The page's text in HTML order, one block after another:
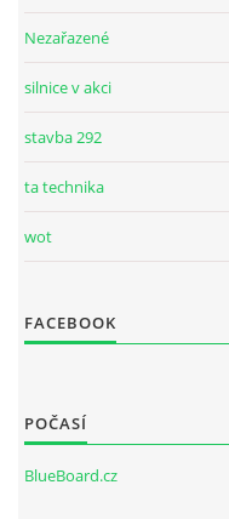
Nezařazené
silnice v akci
stavba 292
ta technika
wot
FACEBOOK
POČASÍ
BlueBoard.cz